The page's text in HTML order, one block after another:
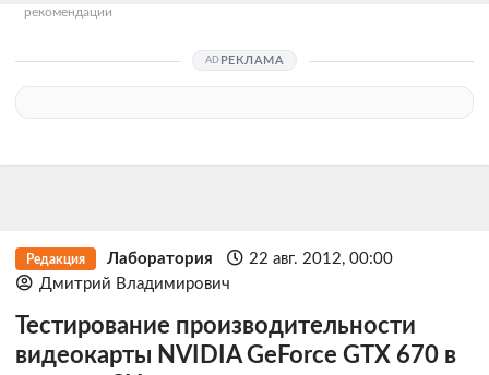
рекомендации
РЕКЛАМА
Редакция Лаборатория
22 авг. 2012, 00:00
Дмитрий Владимирович
Тестирование производительности
видеокарты NVIDIA GeForce GTX 670 в